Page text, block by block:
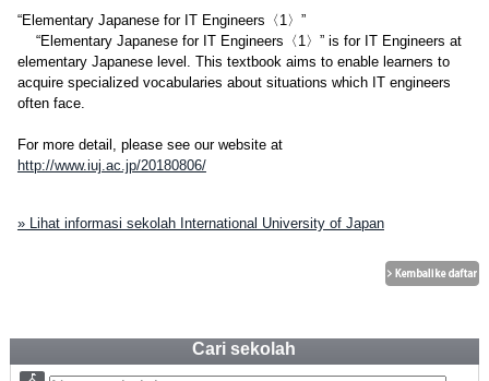
“Elementary Japanese for IT Engineers〈1〉”
“Elementary Japanese for IT Engineers〈1〉” is for IT Engineers at
elementary Japanese level. This textbook aims to enable learners to
acquire specialized vocabularies about situations which IT engineers
often face.
For more detail, please see our website at
http://www.iuj.ac.jp/20180806/
» Lihat informasi sekolah International University of Japan
Cari sekolah